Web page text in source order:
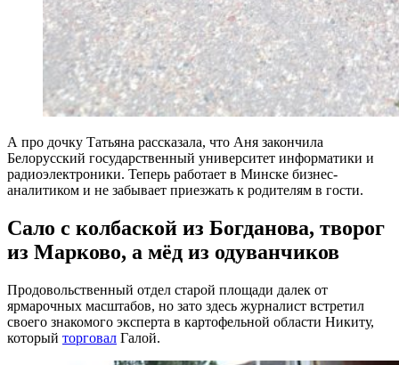
А про дочку Татьяна рассказала, что Аня закончила
Белорусский государственный университет информатики и
радиоэлектроники. Теперь работает в Минске бизнес-
аналитиком и не забывает приезжать к родителям в гости.
Сало с колбаской из Богданова, творог
из Марково, а мёд из одуванчиков
Продовольственный отдел старой площади далек от
ярмарочных масштабов, но зато здесь журналист встретил
своего знакомого эксперта в картофельной области Никиту,
который торговал Галой.